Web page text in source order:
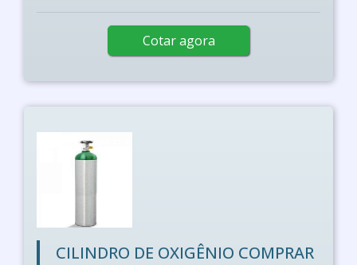
Cotar agora
CILINDRO DE OXIGÊNIO COMPRAR